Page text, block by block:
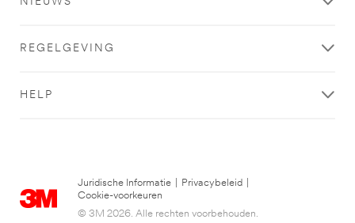
REGELGEVING
HELP
Juridische Informatie Privacybeleid
Cookie-voorkeuren
© 3M 2026. Alle rechten voorbehouden.